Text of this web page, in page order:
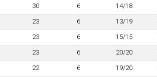
30 6 14/18
23 6 13/19
23 6 15/15
23 6 20/20
22 6 19/20